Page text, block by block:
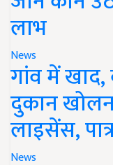
लाभ
News
गांव में
दुकान
लाइसेंस,
News